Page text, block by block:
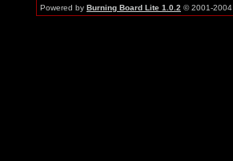
Powered by Burning Board Lite 1.0.2 © 2001-2004